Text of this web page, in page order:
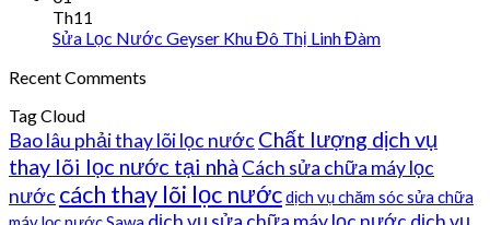
Th11
Sửa Lọc Nước Geyser Khu Đô Thị Linh Đàm
Recent Comments
Tag Cloud
Bao lâu phải thay lõi lọc nước Chất lượng dịch vụ
thay lõi lọc nước tại nhà Cách sửa chữa máy lọc
nước cách thay lõi lọc nướcdịch vụ chăm sóc sửa chữa